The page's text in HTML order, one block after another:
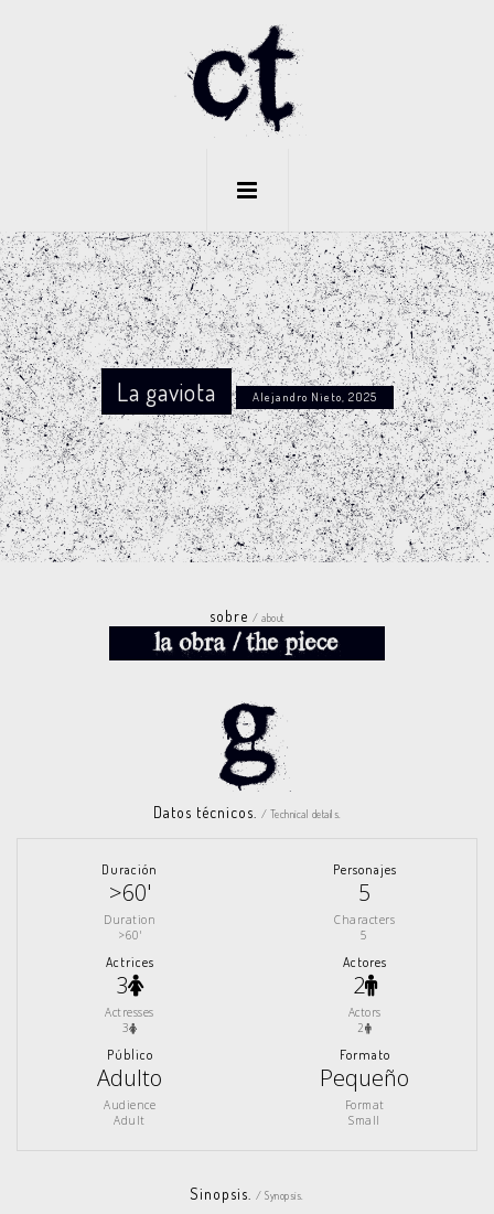
La gaviota Alejandro Nieto, 2025
sobre/ about
Datos técnicos. / Technical details.
Duración
>60'
Duration
>60'
Personajes
5
Characters
5
Actrices
3
Actresses
3
Actores
2
Actors
2
Público
Adulto
Audience
Adult
Formato
Pequeño
Format
Small
Sinopsis./ Synopsis.